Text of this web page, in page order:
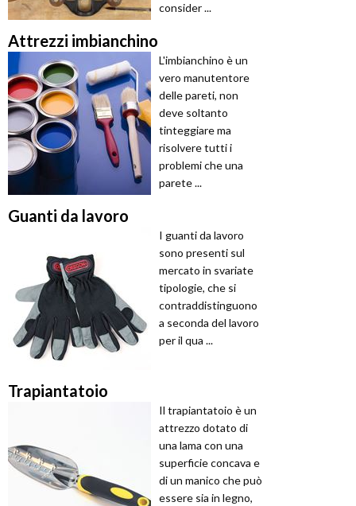
consider ...
Attrezzi imbianchino
L'imbianchino è un
vero manutentore
delle pareti, non
deve soltanto
tinteggiare ma
risolvere tutti i
problemi che una
parete ...
Guanti da lavoro
I guanti da lavoro
sono presenti sul
mercato in svariate
tipologie, che si
contraddistinguono
a seconda del lavoro
per il qua ...
Trapiantatoio
Il trapiantatoio è un
attrezzo dotato di
una lama con una
superficie concava e
di un manico che può
essere sia in legno,